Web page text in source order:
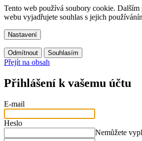
Tento web používá soubory cookie. Dalším
webu vyjadřujete souhlas s jejich
Nastavení
Odmítnout Souhlasím
Přejít na obsah
Přihlášení k vašemu účtu
E-mail
Heslo
Nemůžete